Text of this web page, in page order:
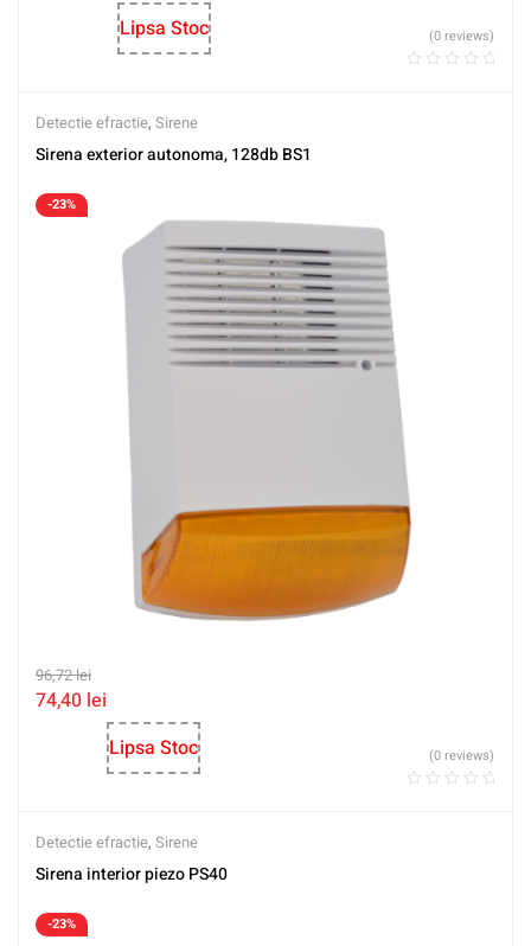
Lipsa Stoc (0 reviews)
Detectie efractie, Sirene
Sirena exterior autonoma, 128db BS1
-23%
96,72lei
74,40 lei
Lipsa Stoc
(0 reviews)
Detectie efractie, Sirene
Sirena interior piezo PS40
-23%